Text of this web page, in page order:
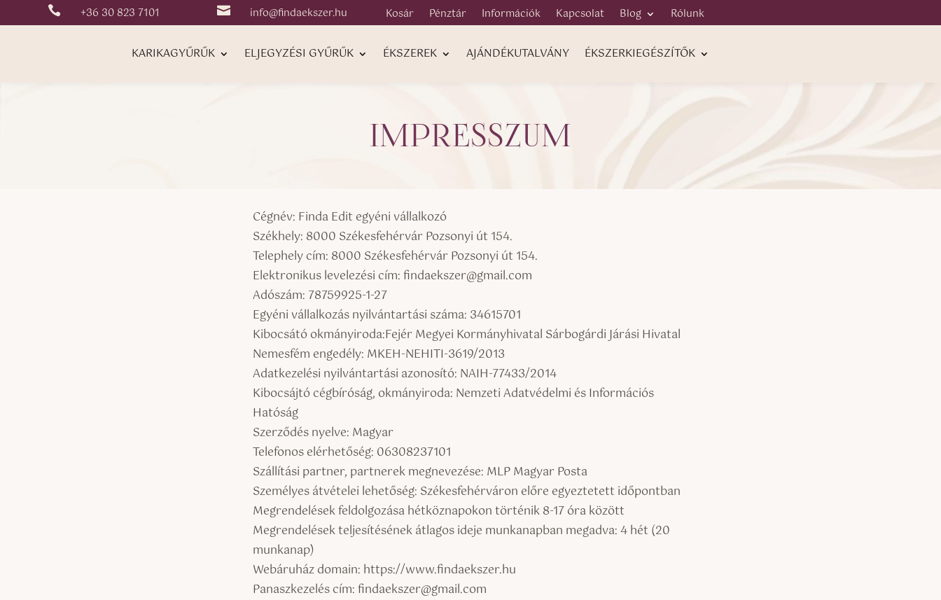
 +36 30 823 7101  info@findaekszer.hu Kosár Pénztár Információk Kapcsolat Blog Rólunk
KARIKAGYŰRŰK ELJEGYZÉSI GYŰRŰK ÉKSZEREK AJÁNDÉKUTALVÁNY ÉKSZERKIEGÉSZÍTŐK
IMPRESSZUM
Cégnév: Finda Edit egyéni vállalkozó
Székhely: 8000 Székesfehérvár Pozsonyi út 154.
Telephely cím: 8000 Székesfehérvár Pozsonyi út 154.
Elektronikus levelezési cím: findaekszer@gmail.com
Adószám: 78759925-1-27
Egyéni vállalkozás nyilvántartási száma: 34615701
Kibocsátó okmányiroda:Fejér Megyei Kormányhivatal Sárbogárdi Járási Hivatal
Nemesfém engedély: MKEH-NEHITI-3619/2013
Adatkezelési nyilvántartási azonosító: NAIH-77433/2014
Kibocsájtó cégbíróság, okmányiroda: Nemzeti Adatvédelmi és Információs
Hatóság
Szerződés nyelve: Magyar
Telefonos elérhetőség: 06308237101
Szállítási partner, partnerek megnevezése: MLP Magyar Posta
Személyes átvételei lehetőség: Székesfehérváron előre egyeztetett időpontban
Megrendelések feldolgozása hétköznapokon történik 8-17 óra között
Megrendelések teljesítésének átlagos ideje munkanapban megadva: 4 hét (20
munkanap)
Webáruház domain: https://www.findaekszer.hu
Panaszkezelés cím: findaekszer@gmail.com